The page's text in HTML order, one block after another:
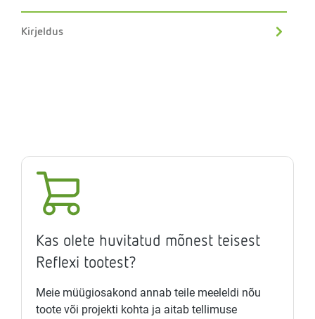
Kirjeldus
Kas olete huvitatud mõnest teisest
Reflexi tootest?
Meie müügiosakond annab teile meeleldi nõu
toote või projekti kohta ja aitab tellimuse